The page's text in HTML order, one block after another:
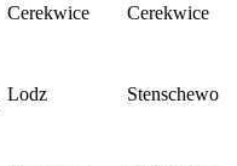
Cerekwice
Cerekwice
Lodz Stenschewo